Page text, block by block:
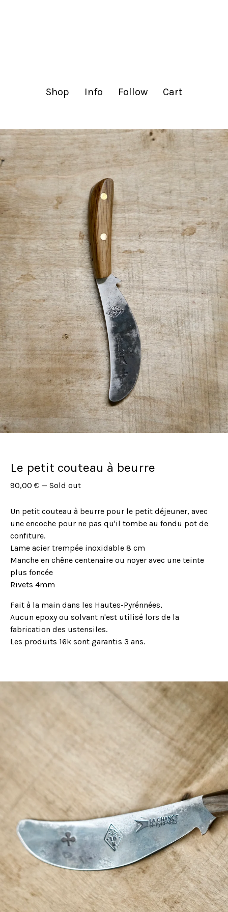
Shop Info Follow Cart
Le petit couteau à beurre
90,00 € — Sold out
Un petit couteau à beurre pour le petit déjeuner, avec
une encoche pour ne pas qu'il tombe au fondu pot de
confiture.
Lame acier trempée inoxidable 8 cm
Manche en chêne centenaire ou noyer avec une teinte
plus foncée
Rivets 4mm
Fait à la main dans les Hautes-Pyrénnées,
Aucun epoxy ou solvant n'est utilisé lors de la
fabrication des ustensiles.
Les produits 16k sont garantis 3 ans.